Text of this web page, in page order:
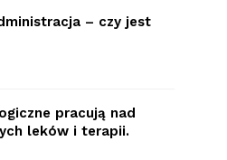
– czy jest
pracują nad
leków i terapii.